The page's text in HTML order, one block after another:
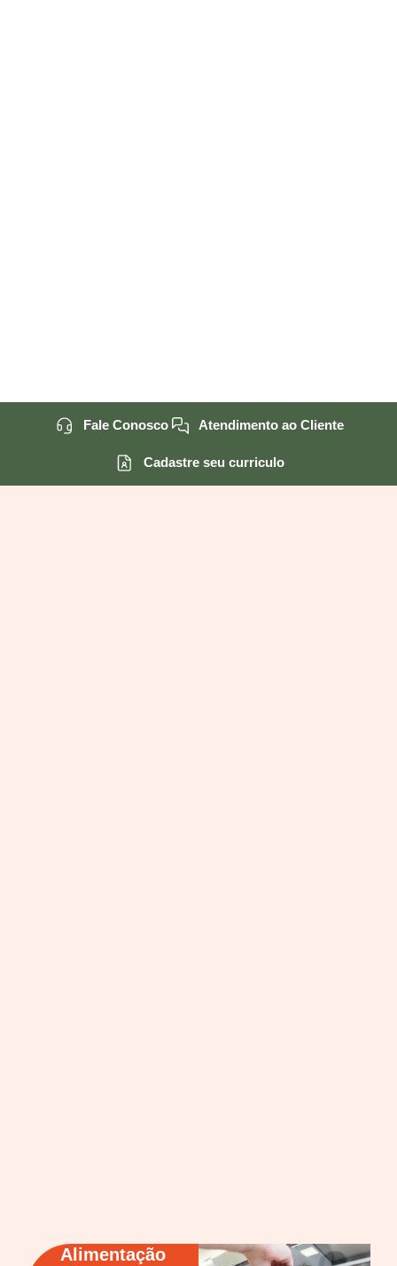
Fale Conosco Atendimento ao Cliente
Cadastre seu curriculo
Alimentação